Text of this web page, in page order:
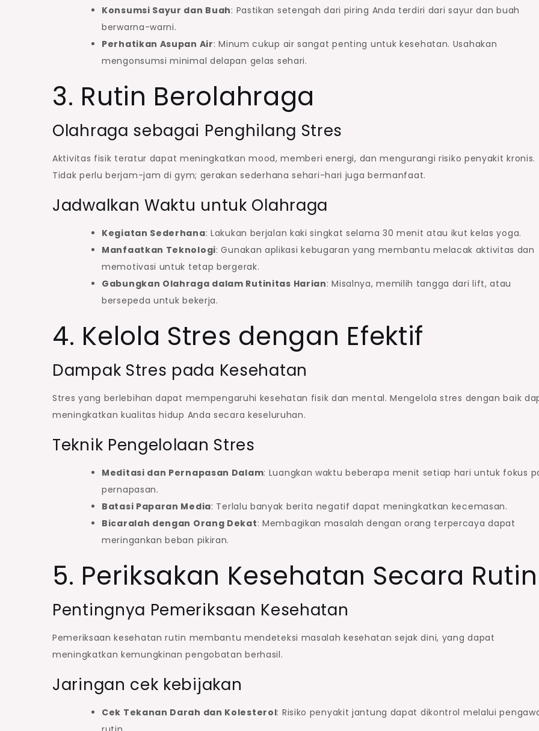
Konsumsi Sayur dan Buah: Pastikan setengah dari piring Anda terdiri dari sayur dan buah
berwarna-warni.
Perhatikan Asupan Air: Minum cukup air sangat penting untuk kesehatan. Usahakan
mengonsumsi minimal delapan gelas sehari.
3. Rutin Berolahraga
Olahraga sebagai Penghilang Stres
Aktivitas fisik teratur dapat meningkatkan mood, memberi energi, dan mengurangi risiko penyakit kronis.
Tidak perlu berjam-jam di gym; gerakan sederhana sehari-hari juga bermanfaat.
Jadwalkan Waktu untuk Olahraga
Kegiatan Sederhana: Lakukan berjalan kaki singkat selama 30 menit atau ikut kelas yoga.
Manfaatkan Teknologi: Gunakan aplikasi kebugaran yang membantu melacak aktivitas dan
memotivasi untuk tetap bergerak.
Gabungkan Olahraga dalam Rutinitas Harian: Misalnya, memilih tangga dari lift, atau
bersepeda untuk bekerja.
4. Kelola Stres dengan Efektif
Dampak Stres pada Kesehatan
Stres yang berlebihan dapat mempengaruhi kesehatan fisik dan mental. Mengelola stres dengan baik
meningkatkan kualitas hidup Anda secara keseluruhan.
Teknik Pengelolaan Stres
Meditasi dan Pernapasan Dalam: Luangkan waktu beberapa menit setiap hari untuk fokus
pernapasan.
Batasi Paparan Media: Terlalu banyak berita negatif dapat meningkatkan kecemasan.
Bicaralah dengan Orang Dekat: Membagikan masalah dengan orang terpercaya dapat
meringankan beban pikiran.
5. Periksakan Kesehatan Secara Rutin
Pentingnya Pemeriksaan Kesehatan
Pemeriksaan kesehatan rutin membantu mendeteksi masalah kesehatan sejak dini, yang dapat
meningkatkan kemungkinan pengobatan berhasil.
Jaringan cek kebijakan
Cek Tekanan Darah dan Kolesterol: Risiko penyakit jantung dapat dikontrol melalui